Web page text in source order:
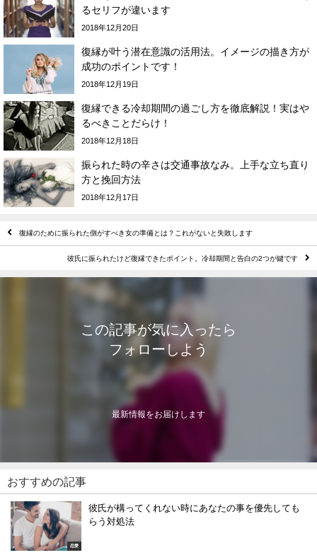
るセリフが違います
2018年12月20日
復縁が叶う潜在意識の活用法。イメージの描き方が
成功のポイントです！
2018年12月19日
復縁できる冷却期間の過ごし方を徹底解説！実はや
るべきことだらけ！
2018年12月18日
振られた時の辛さは交通事故なみ。上手な立ち直り
方と挽回方法
2018年12月17日
復縁のために振られた側がすべき女の準備とは？これがないと失敗します
彼氏に振られたけど復縁できたポイント。冷却期間と告白の2つが鍵です
この記事が気に入ったら
フォローしよう
最新情報をお届けします
おすすめの記事
恋愛
彼氏が構ってくれない時にあなたの事を優先しても
らう対処法